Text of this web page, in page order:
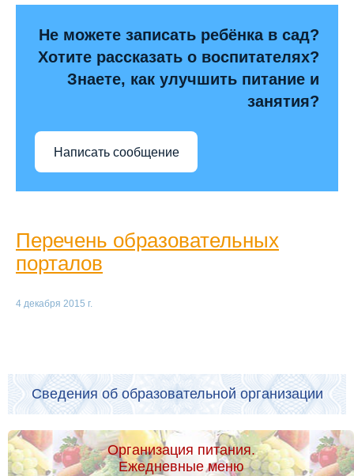
Не можете записать ребёнка в сад?
Хотите рассказать о воспитателях?
Знаете, как улучшить питание и
занятия?
Написать сообщение
Перечень образовательных
порталов
4 декабря 2015 г.
Сведения об образовательной организации
Организация питания.
Ежедневные меню